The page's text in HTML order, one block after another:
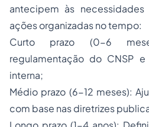
antecipem às
ações organizadas no tempo:
Curto prazo (0-6
regulamentação do CNSP
interna;
Médio prazo (6-12 meses):
com base nas diretrizes